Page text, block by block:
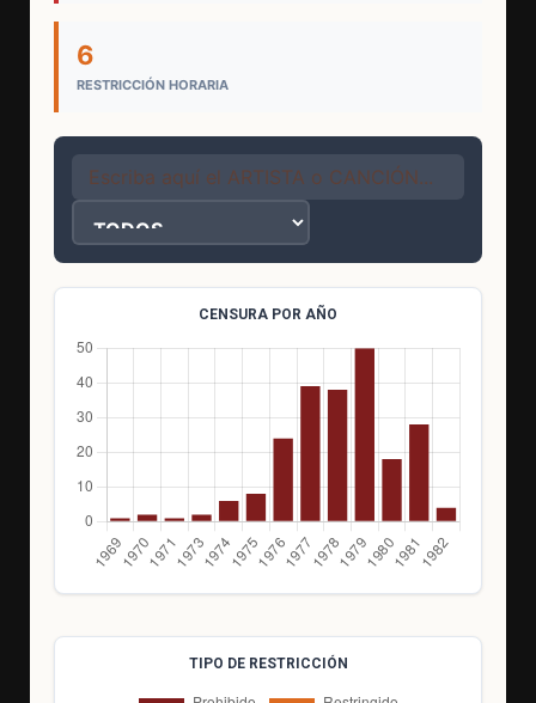
6
RESTRICCIÓN HORARIA
CENSURA POR AÑO
TIPO DE RESTRICCIÓN